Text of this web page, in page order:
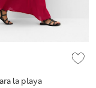
la playa